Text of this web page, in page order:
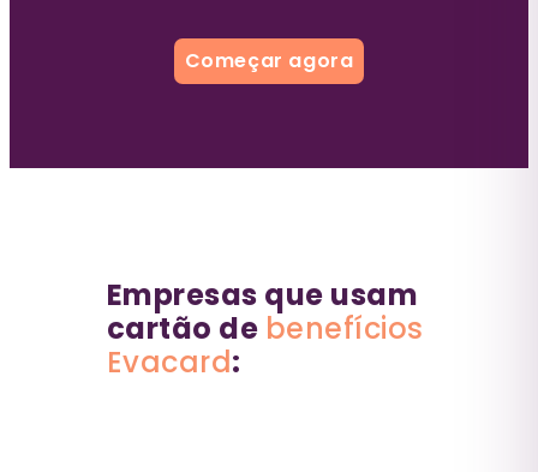
Começar agora
Empresas que usam
cartão de benefícios
Evacard: